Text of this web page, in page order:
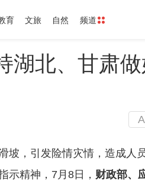
育 文旅 自然 频道
湖北、甘肃
A
坡，引发险情灾情，造成人
示精神，7月8日， 财政部、